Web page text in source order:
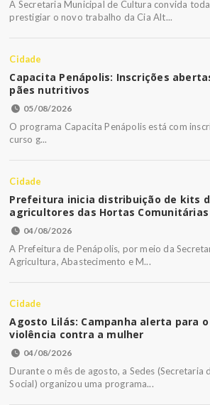
A Secretaria Municipal de Cultura convida
prestigiar o novo trabalho da Cia Alt...
Cidade
Capacita Penápolis: Inscrições
pães nutritivos
05/08/2026
O programa Capacita Penápolis está com
curso g...
Cidade
Prefeitura inicia distribuição de kits
agricultores das Hortas Comunitárias
04/08/2026
A Prefeitura de Penápolis, por meio da
Agricultura, Abastecimento e M...
Cidade
Agosto Lilás: Campanha alerta para
violência contra a mulher
04/08/2026
Durante o mês de agosto, a Sedes (Secretaria
Social) organizou uma programa...